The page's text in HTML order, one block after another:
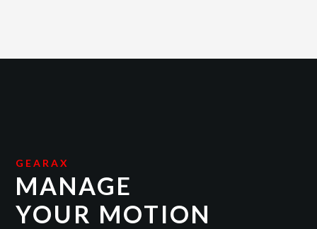
GEARAX
MANAGE
YOUR MOTION